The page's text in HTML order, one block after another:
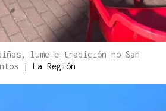
lume e tradición no San
| La Región